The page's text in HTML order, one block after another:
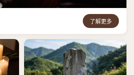
了解更多